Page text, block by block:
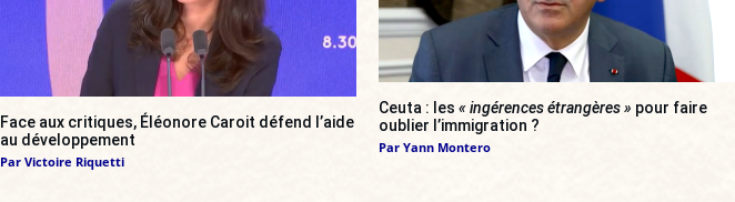
Face aux critiques, Éléonore Caroit défend l’aide
au développement
Par Victoire Riquetti
Ceuta : les « ingérences étrangères » pour faire
oublier l’immigration ?
Par Yann Montero